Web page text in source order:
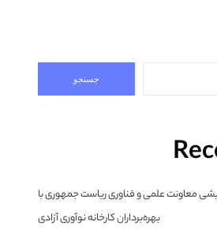
جستجو
معاونت علمی و فناوری ریاست جمهوری با
بهره‌برداران کارخانه نوآوری آزادی